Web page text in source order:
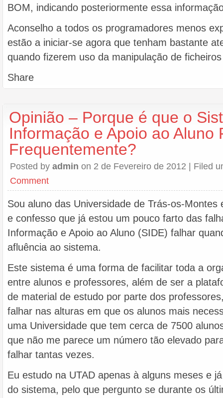
BOM, indicando posteriormente essa
Aconselho a todos os programadores menos
estão a iniciar-se agora que tenham bastante
quando fizerem uso da manipulação de
Share
Opinião – Porque é que o
Informação e Apoio ao Aluno
Frequentemente?
Posted by admin on 2 de Fevereiro de 2012 | Filed
Comment
Sou aluno das Universidade de Trás-os-Montes
e confesso que já estou um pouco farto das
Informação e Apoio ao Aluno (SIDE) falhar
afluência ao sistema.
Este sistema é uma forma de facilitar toda a
entre alunos e professores, além de ser a
de material de estudo por parte dos
falhar nas alturas em que os alunos mais
uma Universidade que tem cerca de 7500
que não me parece um número tão elevado
falhar tantas vezes.
Eu estudo na UTAD apenas à alguns meses e
do sistema, pelo que pergunto se durante os